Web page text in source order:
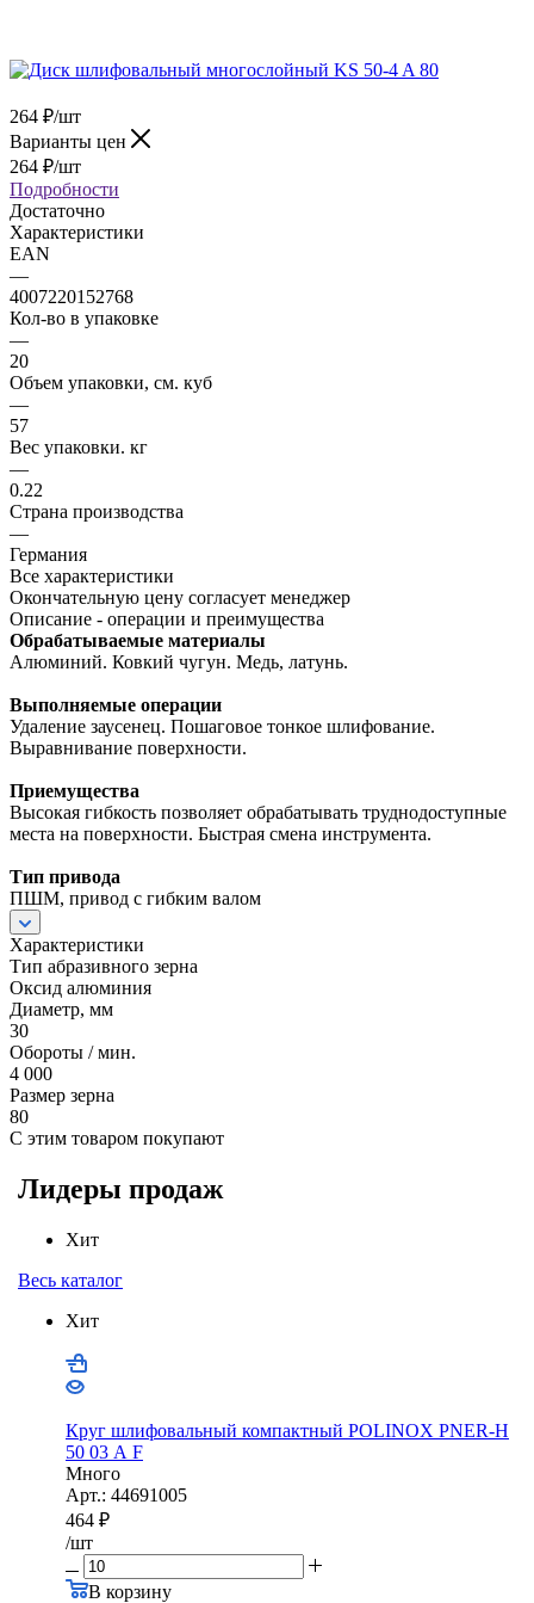
264 ₽/шт
Варианты цен
264 ₽/шт
Подробности
Достаточно
Характеристики
EAN
—
4007220152768
Кол-во в упаковке
—
20
Объем упаковки, см. куб
—
57
Вес упаковки. кг
—
0.22
Страна производства
—
Германия
Все характеристики
Окончательную цену согласует менеджер
Описание - операции и преимущества
Обрабатываемые материалы
Алюминий. Ковкий чугун. Медь, латунь.
Выполняемые операции
Удаление заусенец. Пошаговое тонкое шлифование.
Выравнивание поверхности.
Приемущества
Высокая гибкость позволяет обрабатывать труднодоступные
места на поверхности. Быстрая смена инструмента.
Тип привода
ПШМ, привод с гибким валом
Характеристики
Тип абразивного зерна
Оксид алюминия
Диаметр, мм
30
Обороты / мин.
4 000
Размер зерна
80
С этим товаром покупают
Лидеры продаж
Хит
Весь каталог
Хит
Круг шлифовальный компактный POLINOX PNER-Н
50 03 А F
Много
Арт.: 44691005
464 ₽
/шт
В корзину